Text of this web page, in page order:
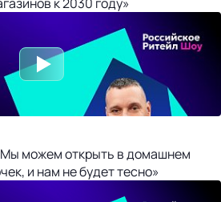
можем открыть в домашнем
и нам не будет тесно»